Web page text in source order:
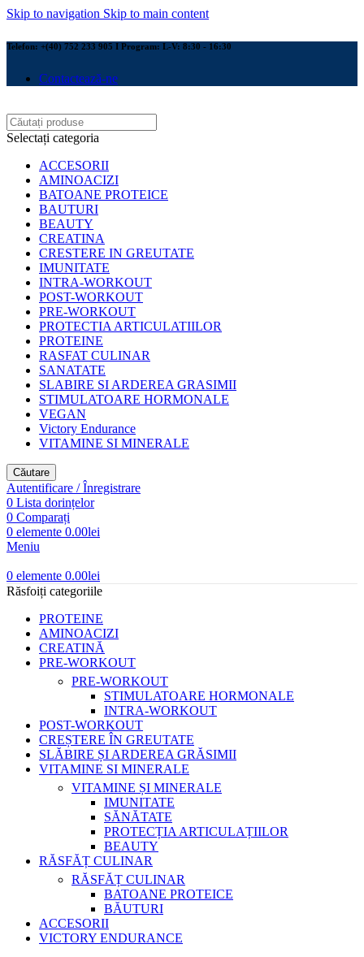
Skip to navigation Skip to main content
Telefon: +(40) 752 233 905 I Program: L-V: 8:30 - 16:30
Contactează-ne
Selectați categoria
ACCESORII
AMINOACIZI
BATOANE PROTEICE
BAUTURI
BEAUTY
CREATINA
CRESTERE IN GREUTATE
IMUNITATE
INTRA-WORKOUT
POST-WORKOUT
PRE-WORKOUT
PROTECTIA ARTICULATIILOR
PROTEINE
RASFAT CULINAR
SANATATE
SLABIRE SI ARDEREA GRASIMII
STIMULATOARE HORMONALE
VEGAN
Victory Endurance
VITAMINE SI MINERALE
Căutare
Autentificare / Înregistrare
0 Lista dorințelor
0 Comparați
0 elemente 0.00lei
Meniu
0 elemente 0.00lei
Răsfoiți categoriile
PROTEINE
AMINOACIZI
CREATINĂ
PRE-WORKOUT
PRE-WORKOUT
STIMULATOARE HORMONALE
INTRA-WORKOUT
POST-WORKOUT
CREȘTERE ÎN GREUTATE
SLĂBIRE ȘI ARDEREA GRĂSIMII
VITAMINE SI MINERALE
VITAMINE ȘI MINERALE
IMUNITATE
SĂNĂTATE
PROTECȚIA ARTICULAȚIILOR
BEAUTY
RĂSFĂȚ CULINAR
RĂSFĂȚ CULINAR
BATOANE PROTEICE
BĂUTURI
ACCESORII
VICTORY ENDURANCE